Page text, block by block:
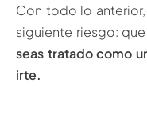
Con todo lo
siguiente riesgo:
seas tratado como
irte.